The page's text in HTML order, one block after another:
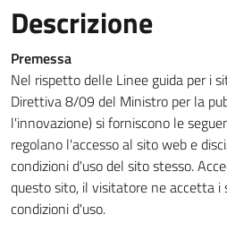
Descrizione
Premessa
Nel rispetto delle Linee guida per i
Direttiva 8/09 del Ministro per la
l'innovazione) si forniscono le
regolano l'accesso al sito web e
condizioni d'uso del sito stesso.
questo sito, il visitatore ne accetta
condizioni d'uso.